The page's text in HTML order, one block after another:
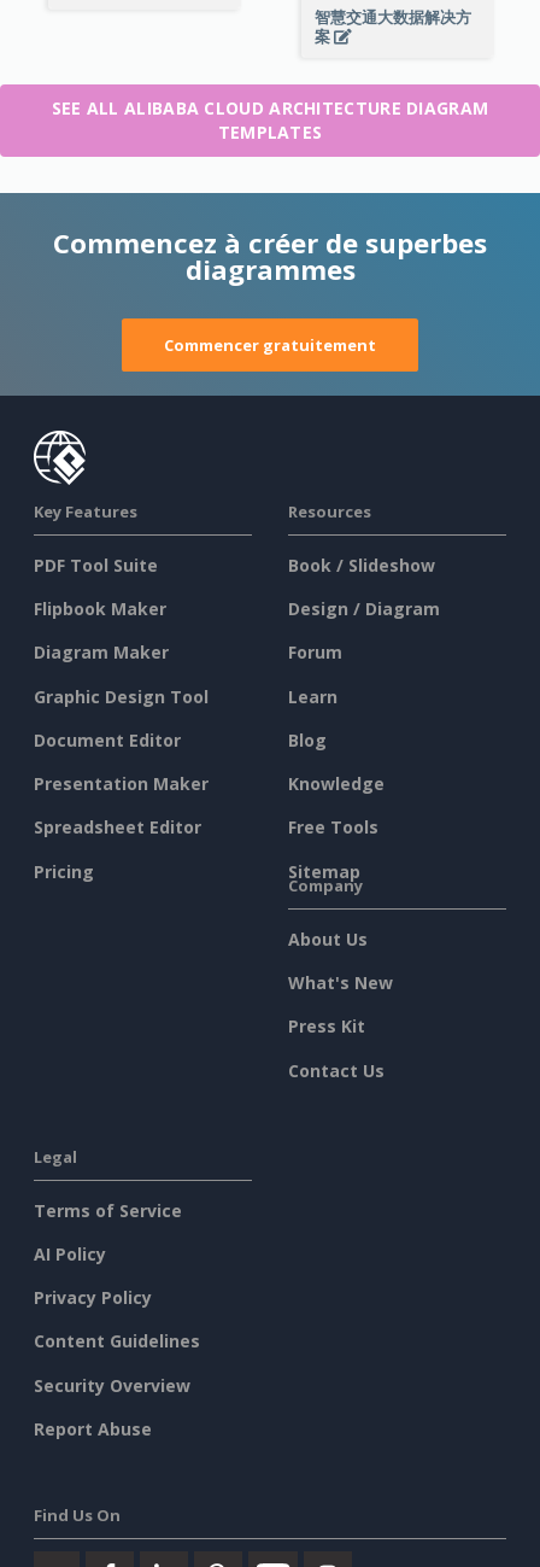
智慧交通大数据解决方
案
SEE ALL ALIBABA CLOUD ARCHITECTURE DIAGRAM
TEMPLATES
Commencez à créer de superbes
diagrammes
Commencer gratuitement
Key Features
PDF Tool Suite
Flipbook Maker
Diagram Maker
Graphic Design Tool
Document Editor
Presentation Maker
Spreadsheet Editor
Pricing
Resources
Book / Slideshow
Design / Diagram
Forum
Learn
Blog
Knowledge
Free Tools
Sitemap
Company
About Us
What's New
Press Kit
Contact Us
Legal
Terms of Service
AI Policy
Privacy Policy
Content Guidelines
Security Overview
Report Abuse
Find Us On